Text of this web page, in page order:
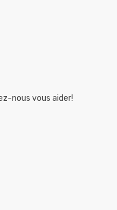
nous vous aider!